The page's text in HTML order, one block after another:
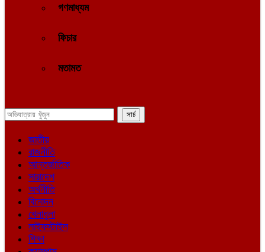
গণমাধ্যম
ফিচার
মতামত
জাতীয়
রাজনীতি
আন্তর্জাতিক
সারাদেশ
অর্থনীতি
বিনোদন
খেলাধুলা
লাইফস্টাইল
শিক্ষা